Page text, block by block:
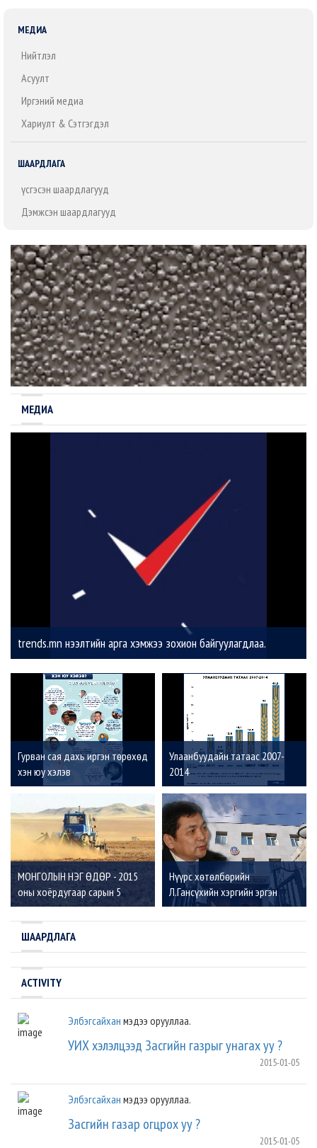
МЕДИА
Нийтлэл
Асуулт
Иргэний медиа
Хариулт & Сэтгэгдэл
ШААРДЛАГА
Үүсгэсэн шаардлагууд
Дэмжсэн шаардлагууд
МЕДИА
trends.mn нээлтийн арга хэмжээ зохион байгуулагдлаа.
Гурван сая дахь иргэн төрөхөд
хэн юу хэлэв
Улаанбуудайн татаас 2007-
2014
МОНГОЛЫН НЭГ ӨДӨР - 2015
оны хоёрдугаар сарын 5
Нүүрс хөтөлбөрийн
Л.Гансүхийн хэргийн эргэн
тойронд
ШААРДЛАГА
ACTIVITY
Элбэгсайхан мэдээ орууллаа.
УИХ хэлэлцээд Засгийн газрыг унагах уу ?
2015-01-05
Элбэгсайхан мэдээ орууллаа.
Засгийн газар огцрох уу ?
2015-01-05